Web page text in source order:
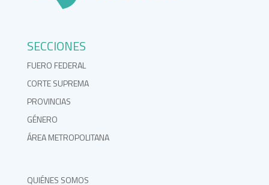
SECCIONES
FUERO FEDERAL
CORTE SUPREMA
PROVINCIAS
GÉNERO
ÁREA METROPOLITANA
QUIÉNES SOMOS